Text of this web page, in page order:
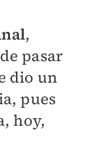
,
pasar
dio un
pues
hoy,